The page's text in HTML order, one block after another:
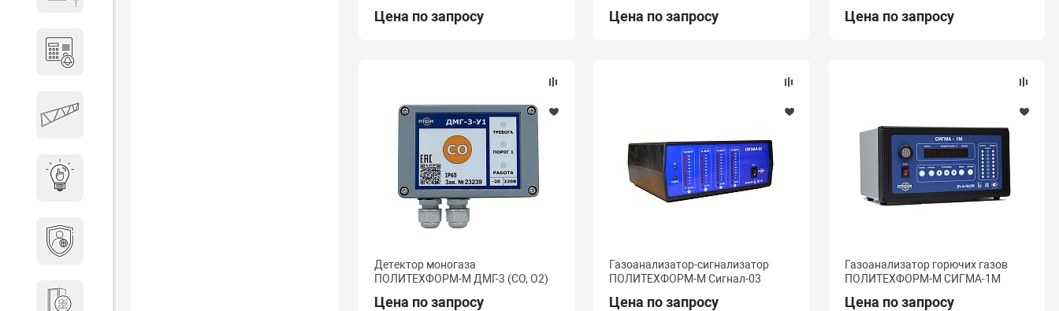
Цена по запросу Цена по запросу Цена по запросу
Детектор моногаза
ПОЛИТЕХФОРМ-М ДМГ-3 (СО, О2)
Цена по запросу
Газоанализатор-сигнализатор
ПОЛИТЕХФОРМ-М Сигнал-03
Цена по запросу
Газоанализатор горючих газов
ПОЛИТЕХФОРМ-М СИГМА-1М
Цена по запросу